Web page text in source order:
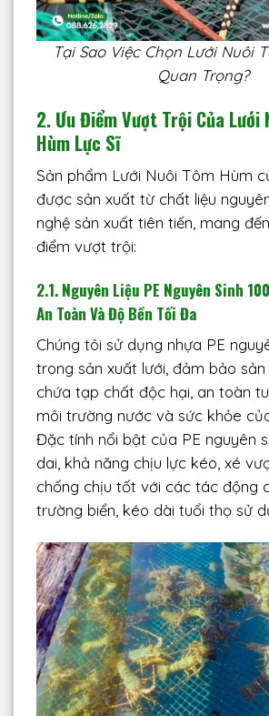
Tại Sao Việc Chọn Lưới Nuôi
Quan Trọng?
2. Ưu Điểm Vượt Trội Của Lưới
Hùm Lực Sĩ
Sản phẩm Lưới Nuôi Tôm Hùm
được sản xuất từ chất liệu
nghệ sản xuất tiên tiến, mang
điểm vượt trội:
2.1. Nguyên Liệu PE Nguyên Sinh
An Toàn Và Độ Bền Tối Đa
Chúng tôi sử dụng nhựa PE
trong sản xuất lưới, đảm bảo
chứa tạp chất độc hại, an toàn
môi trường nước và sức khỏe
Đặc tính nổi bật của PE nguyên
dai, khả năng chịu lực kéo, xé
chống chịu tốt với các tác động
trường biển, kéo dài tuổi thọ sử